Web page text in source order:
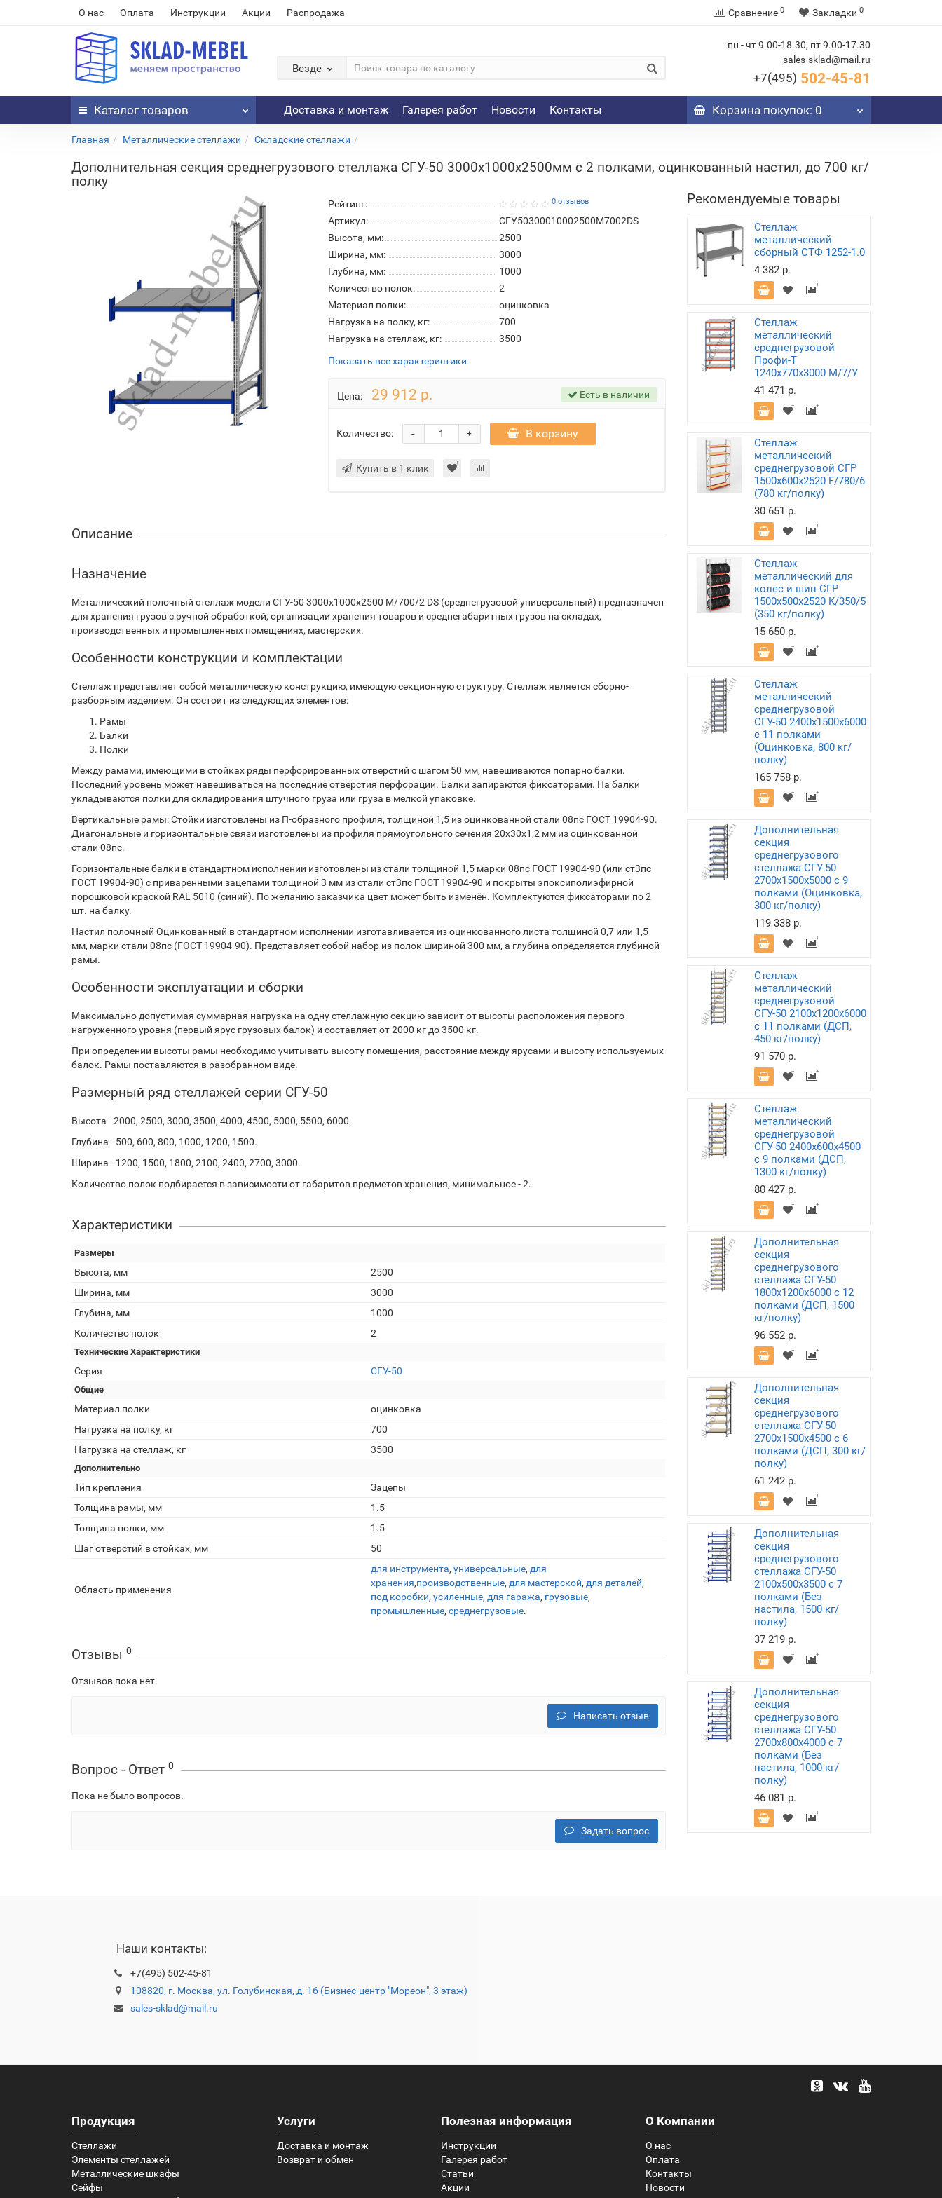
О нас Оплата Инструкции Акции Распродажа Сравнение 0 Закладки 0
Везде
пн - чт 9.00-18.30, пт 9.00-17.30
sales-sklad@mail.ru
+7(495) 502-45-81
Каталог товаров Доставка и монтаж Галерея работ Новости Контакты Корзинапокупок: 0
Главная Металлические стеллажи Складские стеллажи
Дополнительная секция среднегрузового стеллажа СГУ-50 3000х1000х2500мм с 2 полками, оцинкованный настил, до 700 кг/
полку
Рейтинг: 0 отзывов
Артикул:
СГУ50300010002500М7002DS
Высота, мм:
2500
Ширина, мм:
3000
Глубина, мм:
1000
Количество полок:
2
Материал полки:
оцинковка
Нагрузка на полку, кг:
700
Нагрузка на стеллаж, кг:
3500
Показать все характеристики
Цена: 29 912 р. Есть в наличии
Количество: +
- В корзину
Купить в 1 клик
Описание
Назначение
Металлический полочный стеллаж модели СГУ-50 3000х1000х2500 М/700/2 DS (среднегрузовой универсальный) предназначен
для хранения грузов с ручной обработкой, организации хранения товаров и среднегабаритных грузов на складах,
производственных и промышленных помещениях, мастерских.
Особенности конструкции и комплектации
Стеллаж представляет собой металлическую конструкцию, имеющую секционную структуру. Стеллаж является сборно-
разборным изделием. Он состоит из следующих элементов:
Рамы
Балки
Полки
Между рамами, имеющими в стойках ряды перфорированных отверстий с шагом 50 мм, навешиваются попарно балки.
Последний уровень может навешиваться на последние отверстия перфорации. Балки запираются фиксаторами. На балки
укладываются полки для складирования штучного груза или груза в мелкой упаковке.
Вертикальные рамы: Стойки изготовлены из П-образного профиля, толщиной 1,5 из оцинкованной стали 08пс ГОСТ 19904-90.
Диагональные и горизонтальные связи изготовлены из профиля прямоугольного сечения 20х30х1,2 мм из оцинкованной
стали 08пс.
Горизонтальные балки в стандартном исполнении изготовлены из стали толщиной 1,5 марки 08пс ГОСТ 19904-90 (или ст3пс
ГОСТ 19904-90) с приваренными зацепами толщиной 3 мм из стали ст3пс ГОСТ 19904-90 и покрыты эпоксиполиэфирной
порошковой краской RAL 5010 (синий). По желанию заказчика цвет может быть изменён. Комплектуются фиксаторами по 2
шт. на балку.
Настил полочный Оцинкованный в стандартном исполнении изготавливается из оцинкованного листа толщиной 0,7 или 1,5
мм, марки стали 08пс (ГОСТ 19904-90). Представляет собой набор из полок шириной 300 мм, а глубина определяется глубиной
рамы.
Особенности эксплуатации и сборки
Максимально допустимая суммарная нагрузка на одну стеллажную секцию зависит от высоты расположения первого
нагруженного уровня (первый ярус грузовых балок) и составляет от 2000 кг до 3500 кг.
При определении высоты рамы необходимо учитывать высоту помещения, расстояние между ярусами и высоту используемых
балок. Рамы поставляются в разобранном виде.
Размерный ряд стеллажей серии СГУ-50
Высота - 2000, 2500, 3000, 3500, 4000, 4500, 5000, 5500, 6000.
Глубина - 500, 600, 800, 1000, 1200, 1500.
Ширина - 1200, 1500, 1800, 2100, 2400, 2700, 3000.
Количество полок подбирается в зависимости от габаритов предметов хранения, минимальное - 2.
Характеристики
Размеры
Высота, мм
2500
Ширина, мм
3000
Глубина, мм
1000
Количество полок
2
Технические Характеристики
Серия СГУ-50
Общие
Материал полки
оцинковка
Нагрузка на полку, кг
700
Нагрузка на стеллаж, кг
3500
Дополнительно
Тип крепления
Зацепы
Толщина рамы, мм
1.5
Толщина полки, мм
1.5
Шаг отверстий в стойках, мм
50
Область применения
для инструмента, универсальные, для
хранения,производственные, для мастерской, для деталей,
под коробки, усиленные, для гаража, грузовые,
промышленные, среднегрузовые.
Отзывы 0
Отзывов пока нет.
Написать отзыв
Вопрос - Ответ 0
Пока не было вопросов.
Задать вопрос
Рекомендуемые товары
Стеллаж
металлический
сборный СТФ 1252-1.0
4 382 р.
Стеллаж
металлический
среднегрузовой
Профи-Т
1240х770х3000 M/7/У
41 471 р.
Стеллаж
металлический
среднегрузовой СГР
1500х600х2520 F/780/6
(780 кг/полку)
30 651 р.
Стеллаж
металлический для
колес и шин СГР
1500х500х2520 K/350/5
(350 кг/полку)
15 650 р.
Стеллаж
металлический
среднегрузовой
СГУ-50 2400х1500х6000
с 11 полками
(Оцинковка, 800 кг/
полку)
165 758 р.
Дополнительная
секция
среднегрузового
стеллажа СГУ-50
2700х1500х5000 с 9
полками (Оцинковка,
300 кг/полку)
119 338 р.
Стеллаж
металлический
среднегрузовой
СГУ-50 2100х1200х6000
с 11 полками (ДСП,
450 кг/полку)
91 570 р.
Стеллаж
металлический
среднегрузовой
СГУ-50 2400х600х4500
с 9 полками (ДСП,
1300 кг/полку)
80 427 р.
Дополнительная
секция
среднегрузового
стеллажа СГУ-50
1800х1200х6000 с 12
полками (ДСП, 1500
кг/полку)
96 552 р.
Дополнительная
секция
среднегрузового
стеллажа СГУ-50
2700х1500х4500 с 6
полками (ДСП, 300 кг/
полку)
61 242 р.
Дополнительная
секция
среднегрузового
стеллажа СГУ-50
2100х500х3500 с 7
полками (Без
настила, 1500 кг/
полку)
37 219 р.
Дополнительная
секция
среднегрузового
стеллажа СГУ-50
2700х800х4000 с 7
полками (Без
настила, 1000 кг/
полку)
46 081 р.
Наши контакты:
+7(495) 502-45-81
108820, г. Москва, ул. Голубинская, д. 16 (Бизнес-центр "Мореон", 3 этаж)
sales-sklad@mail.ru
Продукция
Стеллажи
Элементы стеллажей
Металлические шкафы
Сейфы
Услуги
Доставка и монтаж
Возврат и обмен
Полезная информация
Инструкции
Галерея работ
Статьи
Акции
О Компании
О нас
Оплата
Контакты
Новости